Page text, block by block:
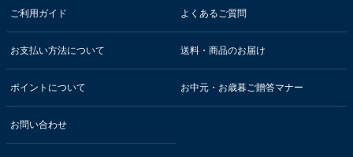
ご利用ガイド よくあるご質問
お支払い方法について 送料・商品のお届け
ポイントについて お中元・お歳暮ご贈答マナー
お問い合わせ